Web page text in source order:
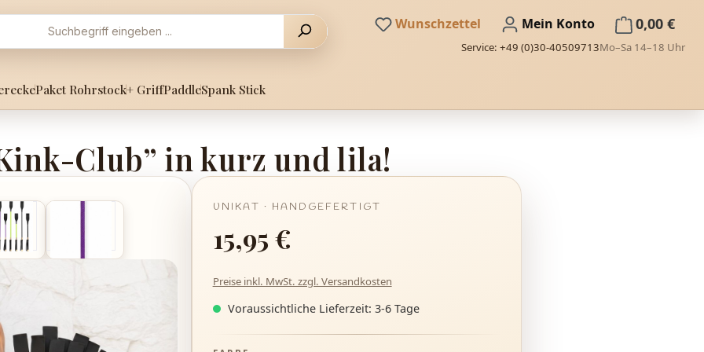
Paket Rohrstock+ GriffPaddleSpank Stick
Wunschzettel Du hast 0 Produkte auf dem
Mein Konto 0,00 €
Service: +49 (0)30-40509713Mo–Sa 14–18 Uhr
Club” in kurz und lila!
15,95 €
Preise inkl. MwSt. zzgl. Versandkosten
Voraussichtliche Lieferzeit: 3-6 Tage